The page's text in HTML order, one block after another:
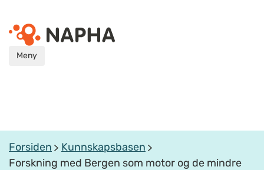
Meny
Forsiden
Kunnskapsbasen
Forskning med Bergen som motor og de mindre